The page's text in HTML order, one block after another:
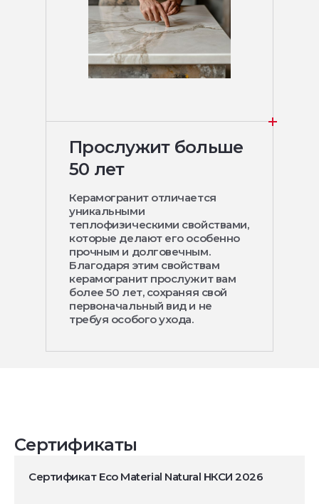
Прослужит больше
50 лет
Керамогранит отличается
уникальными
теплофизическими свойствами,
которые делают его особенно
прочным и долговечным.
Благодаря этим свойствам
керамогранит прослужит вам
более 50 лет, сохраняя свой
первоначальный вид и не
требуя особого ухода.
Сертификаты
Сертификат Eco Material Natural НКСИ 2026